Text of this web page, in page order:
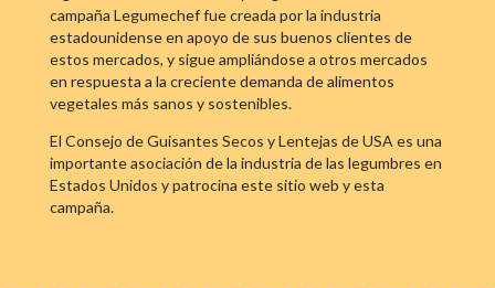
campaña Legumechef fue creada por la industria
estadounidense en apoyo de sus buenos clientes de
estos mercados, y sigue ampliándose a otros mercados
en respuesta a la creciente demanda de alimentos
vegetales más sanos y sostenibles.
El Consejo de Guisantes Secos y Lentejas de USA es una
importante asociación de la industria de las legumbres en
Estados Unidos y patrocina este sitio web y esta
campaña.